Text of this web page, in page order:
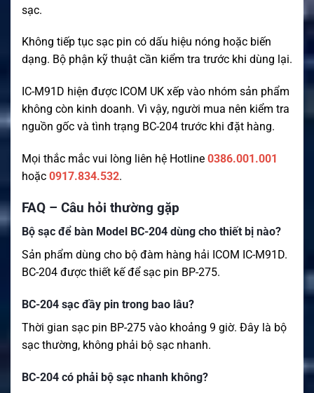
sạc.
Không tiếp tục sạc pin có dấu hiệu nóng hoặc biến
dạng. Bộ phận kỹ thuật cần kiểm tra trước khi dùng lại.
IC-M91D hiện được ICOM UK xếp vào nhóm sản phẩm
không còn kinh doanh. Vì vậy, người mua nên kiểm tra
nguồn gốc và tình trạng BC-204 trước khi đặt hàng.
Mọi thắc mắc vui lòng liên hệ Hotline 0386.001.001
hoặc 0917.834.532.
FAQ – Câu hỏi thường gặp
Bộ sạc để bàn Model BC-204 dùng cho thiết bị nào?
Sản phẩm dùng cho bộ đàm hàng hải ICOM IC-M91D.
BC-204 được thiết kế để sạc pin BP-275.
BC-204 sạc đầy pin trong bao lâu?
Thời gian sạc pin BP-275 vào khoảng 9 giờ. Đây là bộ
sạc thường, không phải bộ sạc nhanh.
BC-204 có phải bộ sạc nhanh không?